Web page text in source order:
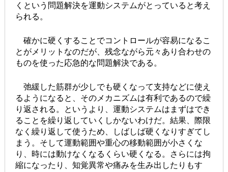
くという問題解決を運動システムがとっていると考え
られる。
確かに硬くすることでコントロールが容易になるこ
とがメリットなのだが、残念ながら元々あり合わせの
ものを使った応急的な問題解決である。
弛緩した筋群が少しでも硬くなって支持などに使え
るようになると、そのメカニズムは有利であるので繰
り返される。というより、運動システムはまずはでき
ることを繰り返していくしかないわけだ。結果、際限
なく繰り返して使うため、しばしば硬くなりすぎてし
まう。そして運動範囲や重心の移動範囲が小さくな
り、時には動けなくなるくらい硬くなる。さらには拘
縮になったり、知覚異常や痛みを生み出したりもす